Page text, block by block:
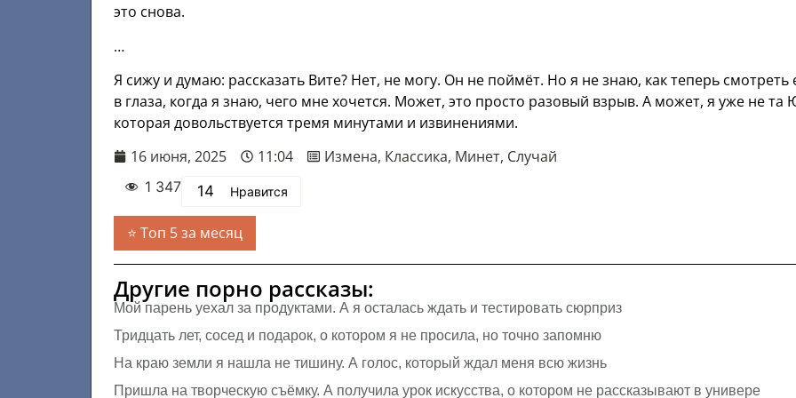
это снова.
…
Я сижу и думаю: рассказать Вите? Нет, не могу. Он не поймёт. Но я не знаю, как теперь смотреть
в глаза, когда я знаю, чего мне хочется. Может, это просто разовый взрыв. А может, я уже не та
которая довольствуется тремя минутами и извинениями.
16 июня, 2025
11:04 Измена, Классика, Минет, Случай
1 347 14 Нравится
Топ 5 за месяц
Другие порно рассказы:
Мой парень уехал за продуктами. А я осталась ждать и тестировать сюрприз
Тридцать лет, сосед и подарок, о котором я не просила, но точно запомню
На краю земли я нашла не тишину. А голос, который ждал меня всю жизнь
Пришла на творческую съёмку. А получила урок искусства, о котором не рассказывают в универе